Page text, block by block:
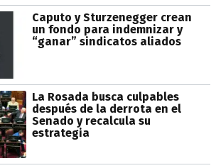
Caputo y Sturzenegger crean
un fondo para indemnizar y
“ganar” sindicatos aliados
La Rosada busca culpables
después de la derrota en el
Senado y recalcula su
estrategia